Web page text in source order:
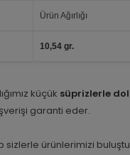
Ürün Ağırlığı
10,54 gr.
küçük süprizlerle
garanti eder.
sizlerle ürünlerimizi